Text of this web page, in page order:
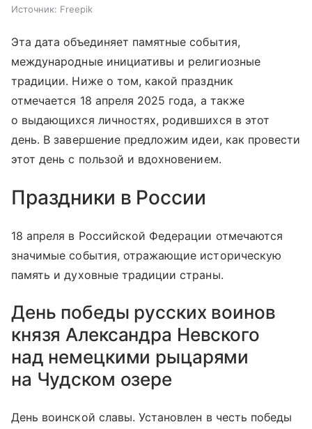
Источник: Freepik
Эта дата объединяет памятные события,
международные инициативы и религиозные
традиции. Ниже о том, какой праздник
отмечается 18 апреля 2025 года, а также
о выдающихся личностях, родившихся в этот
день. В завершение предложим идеи, как провести
этот день с пользой и вдохновением.
Праздники в России
18 апреля в Российской Федерации отмечаются
значимые события, отражающие историческую
память и духовные традиции страны.
День победы русских воинов
князя Александра Невского
над немецкими рыцарями
на Чудском озере
День воинской славы. Установлен в честь победы